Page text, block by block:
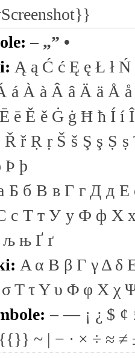
– „” •
Ą ą Ć ć Ę ę Ł ł Ń
á À à Â â Ä ä Å å
Ē ē Ě ě Ġ ġ Ħ ħ Í í Î
Ř ř Ṛ ṛ Š š Ş ş Ṣ ṣ
Þ þ
Б б В в Г г Д д Е
с Т т У у Ф ф Х
љ њ Ґ ґ
Α α Β β Γ γ Δ δ
σΤ τΥ υ Φ φ Χ χ
– — ¡ ¿ $ ¢
{{}} ~ | − · × ÷ ≈ ≠